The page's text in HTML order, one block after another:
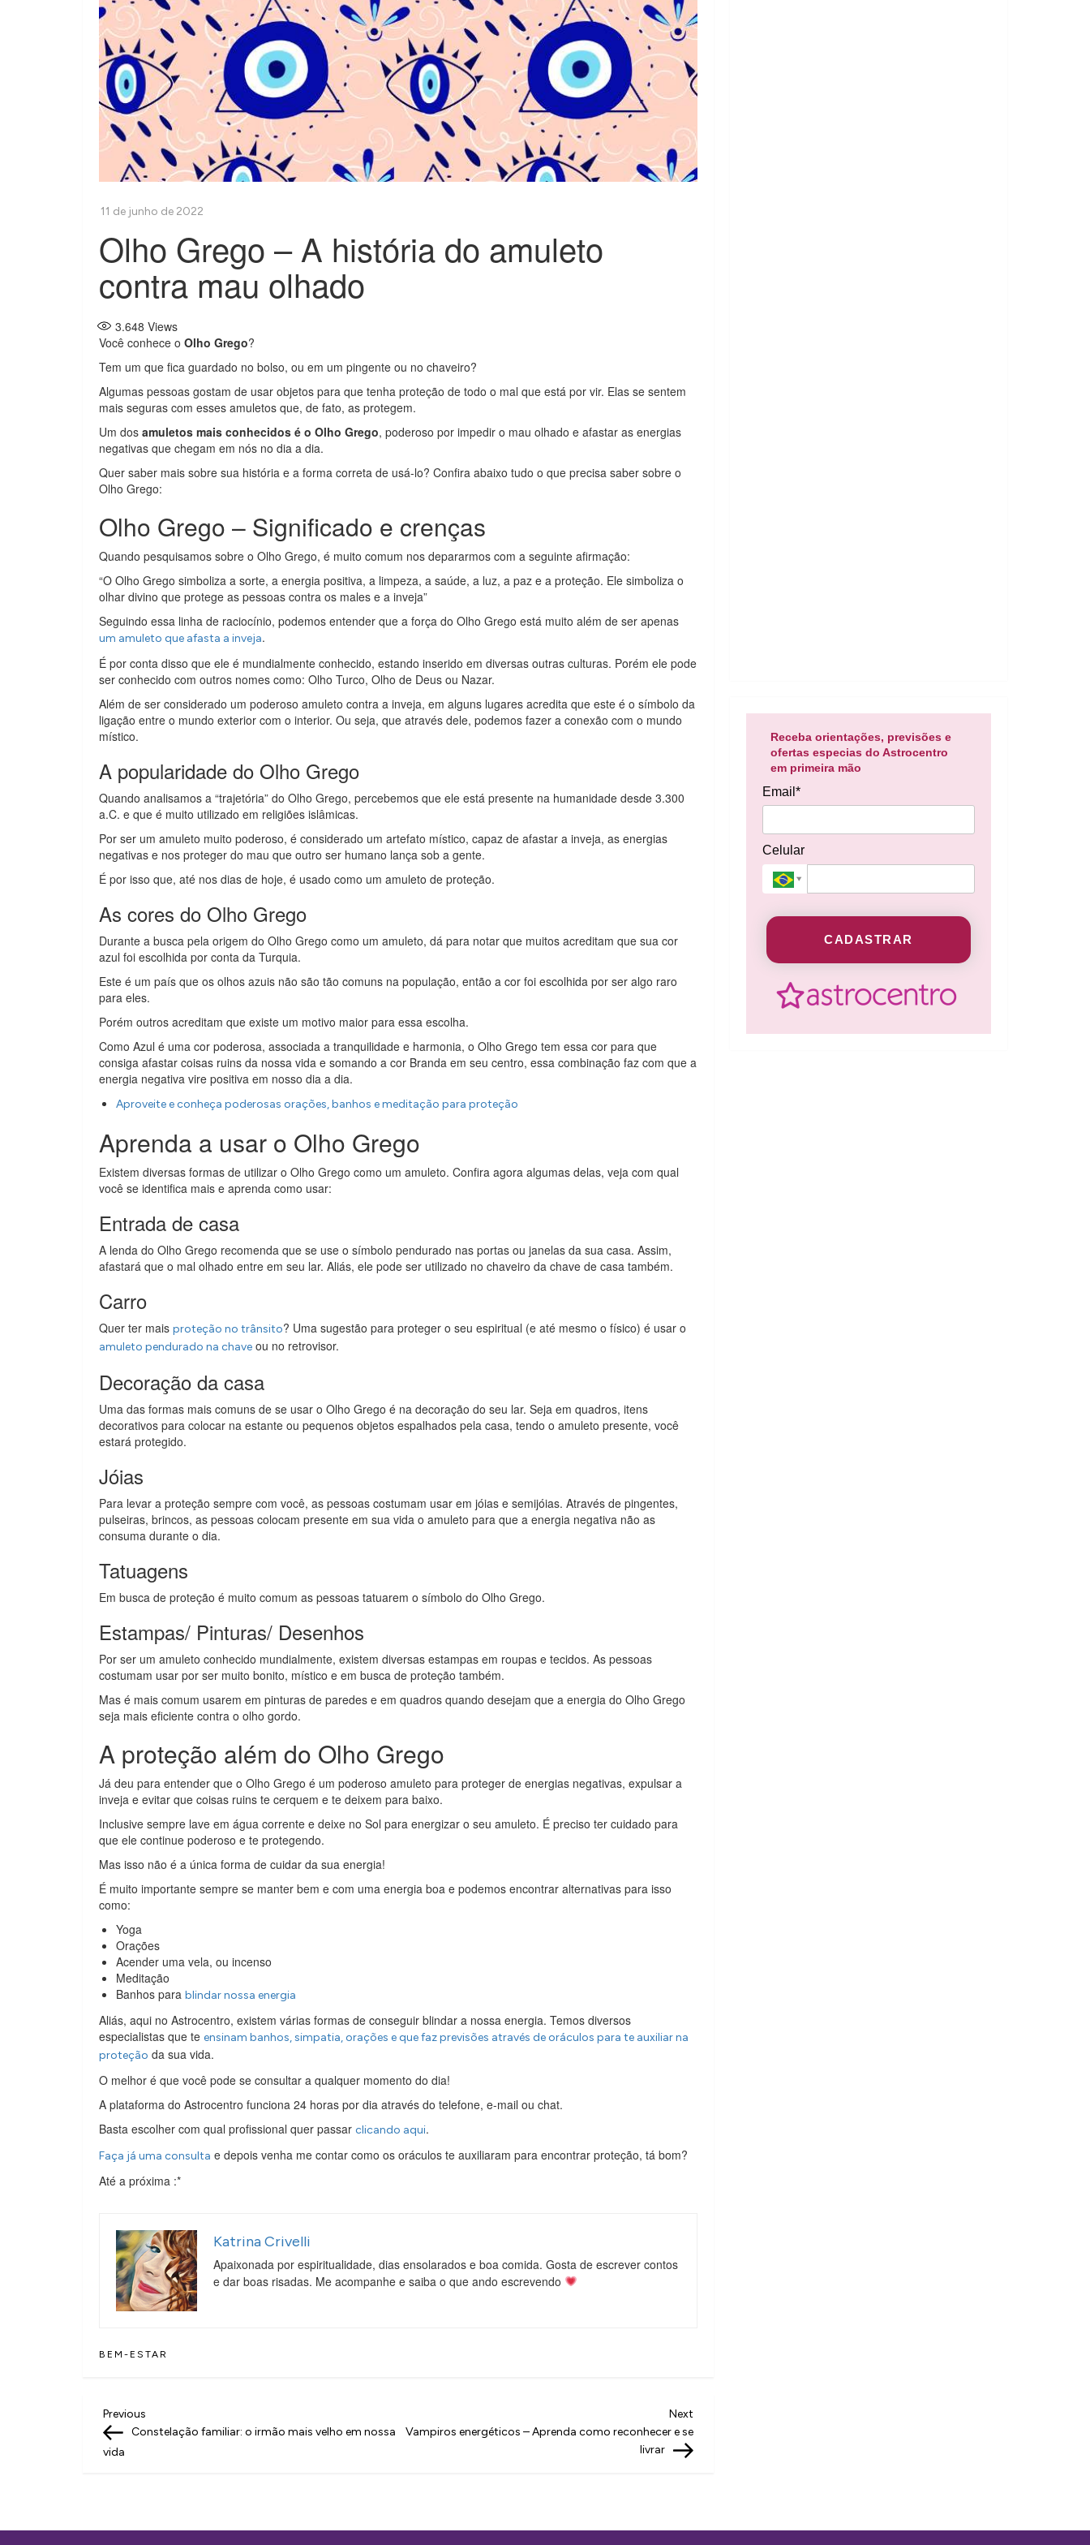
Olho Grego – A história do amuleto
contra mau olhado
3.648 Views
Você conhece o Olho Grego?
Tem um que fica guardado no bolso, ou em um pingente ou no chaveiro?
Algumas pessoas gostam de usar objetos para que tenha proteção de todo o mal que está por vir. Elas se sentem
mais seguras com esses amuletos que, de fato, as protegem.
Um dos amuletos mais conhecidos é o Olho Grego, poderoso por impedir o mau olhado e afastar as energias
negativas que chegam em nós no dia a dia.
Quer saber mais sobre sua história e a forma correta de usá-lo? Confira abaixo tudo o que precisa saber sobre o
Olho Grego:
Olho Grego – Significado e crenças
Quando pesquisamos sobre o Olho Grego, é muito comum nos depararmos com a seguinte afirmação:
“O Olho Grego simboliza a sorte, a energia positiva, a limpeza, a saúde, a luz, a paz e a proteção. Ele simboliza o
olhar divino que protege as pessoas contra os males e a inveja”
Seguindo essa linha de raciocínio, podemos entender que a força do Olho Grego está muito além de ser apenas
um amuleto que afasta a inveja.
É por conta disso que ele é mundialmente conhecido, estando inserido em diversas outras culturas. Porém ele pode
ser conhecido com outros nomes como: Olho Turco, Olho de Deus ou Nazar.
Além de ser considerado um poderoso amuleto contra a inveja, em alguns lugares acredita que este é o símbolo da
ligação entre o mundo exterior com o interior. Ou seja, que através dele, podemos fazer a conexão com o mundo
místico.
A popularidade do Olho Grego
Quando analisamos a “trajetória” do Olho Grego, percebemos que ele está presente na humanidade desde 3.300
a.C. e que é muito utilizado em religiões islâmicas.
Por ser um amuleto muito poderoso, é considerado um artefato místico, capaz de afastar a inveja, as energias
negativas e nos proteger do mau que outro ser humano lança sob a gente.
É por isso que, até nos dias de hoje, é usado como um amuleto de proteção.
As cores do Olho Grego
Durante a busca pela origem do Olho Grego como um amuleto, dá para notar que muitos acreditam que sua cor
azul foi escolhida por conta da Turquia.
Este é um país que os olhos azuis não são tão comuns na população, então a cor foi escolhida por ser algo raro
para eles.
Porém outros acreditam que existe um motivo maior para essa escolha.
Como Azul é uma cor poderosa, associada a tranquilidade e harmonia, o Olho Grego tem essa cor para que
consiga afastar coisas ruins da nossa vida e somando a cor Branda em seu centro, essa combinação faz com que a
energia negativa vire positiva em nosso dia a dia.
Aproveite e conheça poderosas orações, banhos e meditação para proteção
Aprenda a usar o Olho Grego
Existem diversas formas de utilizar o Olho Grego como um amuleto. Confira agora algumas delas, veja com qual
você se identifica mais e aprenda como usar:
Entrada de casa
A lenda do Olho Grego recomenda que se use o símbolo pendurado nas portas ou janelas da sua casa. Assim,
afastará que o mal olhado entre em seu lar. Aliás, ele pode ser utilizado no chaveiro da chave de casa também.
Carro
Quer ter mais proteção no trânsito? Uma sugestão para proteger o seu espiritual (e até mesmo o físico) é usar o
amuleto pendurado na chave ou no retrovisor.
Decoração da casa
Uma das formas mais comuns de se usar o Olho Grego é na decoração do seu lar. Seja em quadros, itens
decorativos para colocar na estante ou pequenos objetos espalhados pela casa, tendo o amuleto presente, você
estará protegido.
Jóias
Para levar a proteção sempre com você, as pessoas costumam usar em jóias e semijóias. Através de pingentes,
pulseiras, brincos, as pessoas colocam presente em sua vida o amuleto para que a energia negativa não as
consuma durante o dia.
Tatuagens
Em busca de proteção é muito comum as pessoas tatuarem o símbolo do Olho Grego.
Estampas/ Pinturas/ Desenhos
Por ser um amuleto conhecido mundialmente, existem diversas estampas em roupas e tecidos. As pessoas
costumam usar por ser muito bonito, místico e em busca de proteção também.
Mas é mais comum usarem em pinturas de paredes e em quadros quando desejam que a energia do Olho Grego
seja mais eficiente contra o olho gordo.
A proteção além do Olho Grego
Já deu para entender que o Olho Grego é um poderoso amuleto para proteger de energias negativas, expulsar a
inveja e evitar que coisas ruins te cerquem e te deixem para baixo.
Inclusive sempre lave em água corrente e deixe no Sol para energizar o seu amuleto. É preciso ter cuidado para
que ele continue poderoso e te protegendo.
Mas isso não é a única forma de cuidar da sua energia!
É muito importante sempre se manter bem e com uma energia boa e podemos encontrar alternativas para isso
como:
Yoga
Orações
Acender uma vela, ou incenso
Meditação
Banhos para blindar nossa energia
Aliás, aqui no Astrocentro, existem várias formas de conseguir blindar a nossa energia. Temos diversos
especialistas que te ensinam banhos, simpatia, orações e que faz previsões através de oráculos para te auxiliar na
proteção da sua vida.
O melhor é que você pode se consultar a qualquer momento do dia!
A plataforma do Astrocentro funciona 24 horas por dia através do telefone, e-mail ou chat.
Basta escolher com qual profissional quer passar clicando aqui.
Faça já uma consulta e depois venha me contar como os oráculos te auxiliaram para encontrar proteção, tá bom?
Até a próxima :*
Katrina Crivelli
Apaixonada por espiritualidade, dias ensolarados e boa comida. Gosta de escrever contos
e dar boas risadas. Me acompanhe e saiba o que ando escrevendo
BEM-ESTAR
N
a
g
Previous
Post
Previous
Constelação familiar: o irmão mais velho em nossa
vida
Post
Next
Vampiros energéticos – Aprenda como reconhecer e se
livrar
Receba orientações, previsões e
ofertas especias do Astrocentro
em primeira mão
Email*
Celular
CADASTRAR